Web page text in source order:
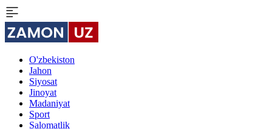
O'zbekiston
Jahon
Siyosat
Jinoyat
Madaniyat
Sport
Salomatlik